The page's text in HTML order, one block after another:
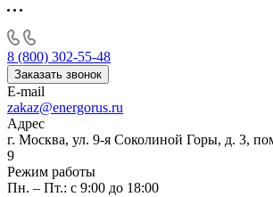
8 (800) 302-55-48
Заказать звонок
E-mail
zakaz@energorus.ru
Адрес
г. Москва, ул. 9-я Соколиной Горы, д. 3,
9
Режим работы
Пн. – Пт.: с 9:00 до 18:00